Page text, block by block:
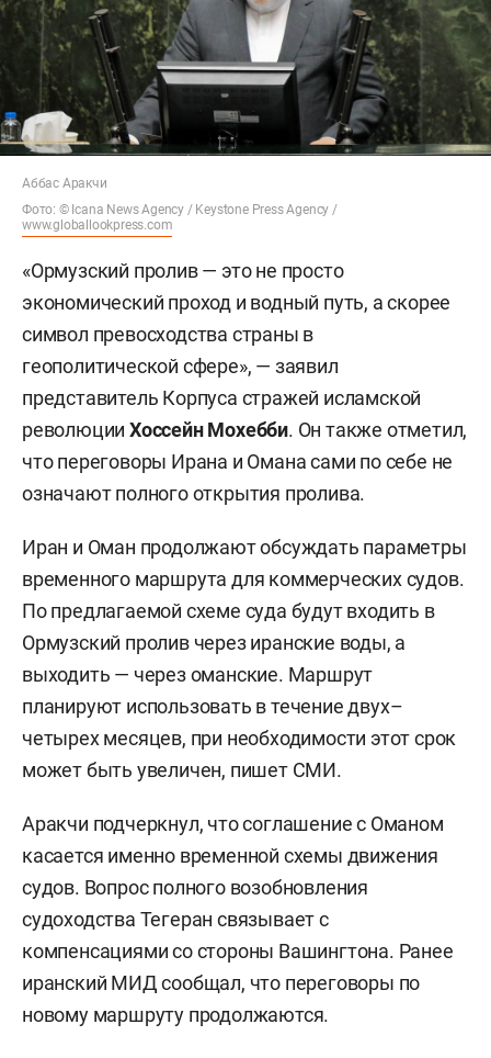
Аббас Аракчи
Фото: © Icana News Agency / Keystone Press Agency /
www.globallookpress.com
«Ормузский пролив — это не просто
экономический проход и водный путь, а скорее
символ превосходства страны в
геополитической сфере», — заявил
представитель Корпуса стражей исламской
революцииХоссейн Мохебби. Он также отметил,
что переговоры Ирана и Омана сами по себе не
означают полного открытия пролива.
Иран и Оман продолжают обсуждать параметры
временного маршрута для коммерческих судов.
По предлагаемой схеме суда будут входить в
Ормузский пролив через иранские воды, а
выходить — через оманские. Маршрут
планируют использовать в течение двух–
четырех месяцев, при необходимости этот срок
может быть увеличен, пишет СМИ.
Аракчи подчеркнул, что соглашение с Оманом
касается именно временной схемы движения
судов. Вопрос полного возобновления
судоходства Тегеран связывает с
компенсациями со стороны Вашингтона. Ранее
иранский МИД сообщал, что переговоры по
новому маршруту продолжаются.